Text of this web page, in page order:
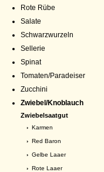
Rote Rübe
Salate
Schwarzwurzeln
Sellerie
Spinat
Tomaten/Paradeiser
Zucchini
Zwiebel/Knoblauch
Zwiebelsaatgut
› Karmen
› Red Baron
› Gelbe Laaer
› Rote Laaer